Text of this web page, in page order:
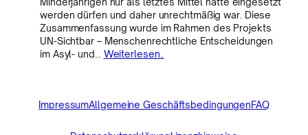
werden dürfen und daher unrechtmäßig war. Diese
Zusammenfassung wurde im Rahmen des Projekts
UN-Sichtbar – Menschenrechtliche Entscheidungen
im Asyl- und… Weiterlesen..
ImpressumAllgemeine GeschäftsbedingungenFAQ